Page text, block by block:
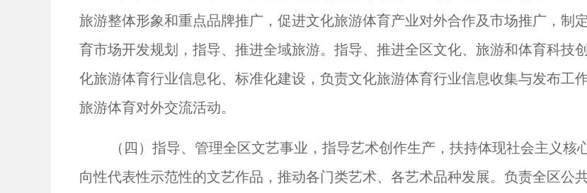
旅游整体形象和重点品牌推广，促进文化旅游体育产业对外合作及市场推广，制
育市场开发规划，指导、推进全域旅游。指导、推进全区文化、旅游和体育科技
化旅游体育行业信息化、标准化建设，负责文化旅游体育行业信息收集与发布工
旅游体育对外交流活动。
（四）指导、管理全区文艺事业，指导艺术创作生产，扶持体现社会主义核
向性代表性示范性的文艺作品，推动各门类艺术、各艺术品种发展。负责全区公